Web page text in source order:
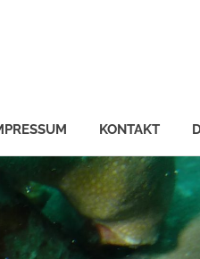
KONTAKT